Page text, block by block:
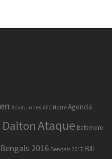
Adam Jones AFC Norte Agencia
DaltonAtaque Baltimore
Bengals 2016 Bengals 2017 Bill